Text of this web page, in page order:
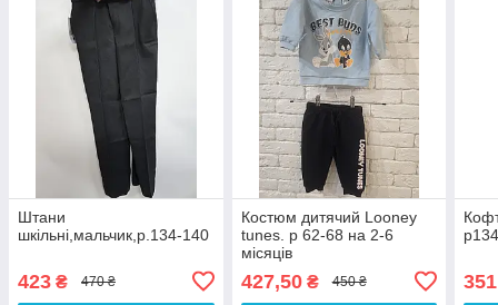
Штани
шкільні,мальчик,р.134-140
423 ₴ 470 ₴
Костюм дитячий Looney
tunes. р 62-68 на 2-6
місяців
427,50₴ 450 ₴